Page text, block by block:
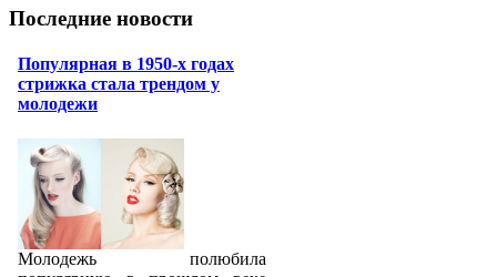
Последние новости
Популярная в 1950-х годах
стрижка стала трендом у
молодежи
Молодежь полюбила